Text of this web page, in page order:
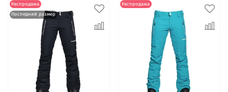
Распродажа
Последний размер
Распродажа